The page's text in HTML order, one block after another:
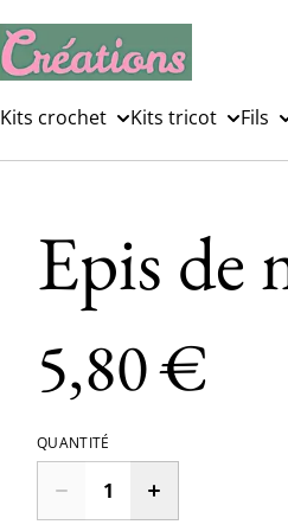
Kits crochet Kits tricot Fils
Epis de
5,80 €
QUANTITÉ